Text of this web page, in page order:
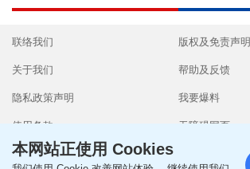
联络我们
关于我们
隐私政策声明
使用条款
版权及免责声明
帮助及反馈
我要爆料
无障碍网页
本网站正使用 Cookies